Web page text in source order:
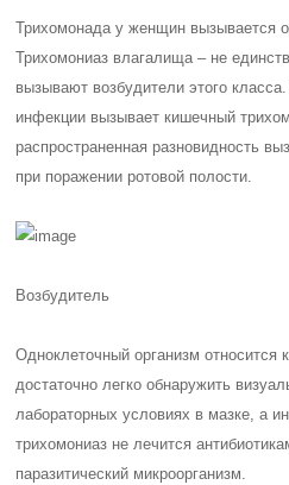
Трихомонада у женщин вызывается
Трихомониаз влагалища – не
вызывают возбудители этого
инфекции вызывает кишечный
распространенная разновидность
при поражении ротовой полости.
Возбудитель
Одноклеточный организм относится
достаточно легко обнаружить
лабораторных условиях в мазке, а
трихомониаз не лечится
паразитический микроорганизм.